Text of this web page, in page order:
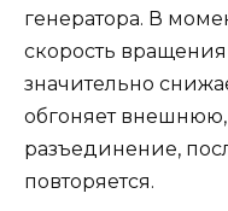
генератора. В
скорость вращения
значительно
обгоняет
разъединение,
повторяется.